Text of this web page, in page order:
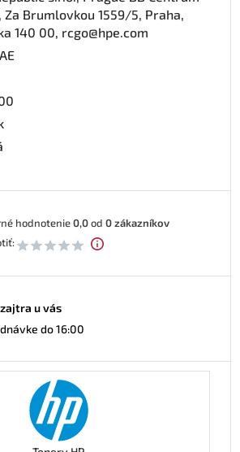
Brumlovkou 1559/5, Praha,
140 00, rcgo@hpe.com
hodnotenie0,0od 0zákazníkov
u vás
do 16:00